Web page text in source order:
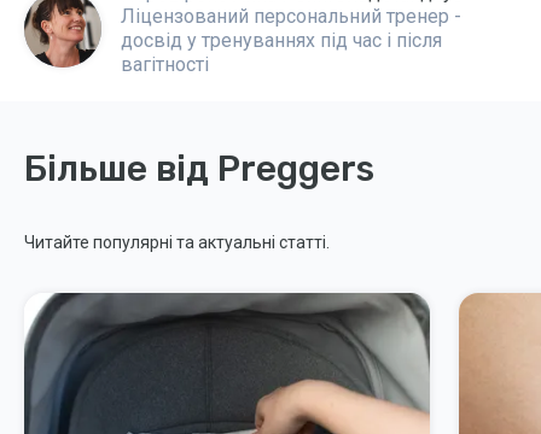
Ліцензований персональний тренер -
досвід у тренуваннях під час і після
вагітності
Більше від Preggers
Читайте популярні та актуальні статті.